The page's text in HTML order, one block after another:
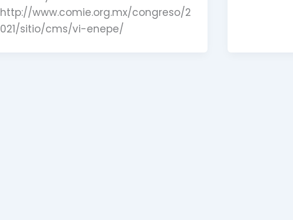
http://www.comie.org.mx/congreso/2
021/sitio/cms/vi-enepe/